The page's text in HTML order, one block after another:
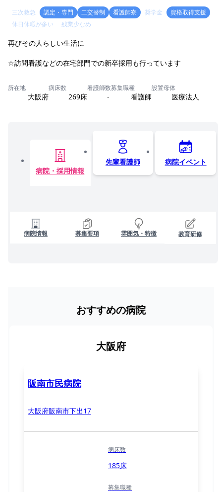
三次救急 認定・専門 二交替制 看護師寮 奨学金
資格取得支援
休日休暇が多い
残業少なめ
再びその人らしい生活に
所在地
大阪府
病床数
269床
看護師数
-
募集職種
看護師
設置母体
医療法人
病院・採用情報
先輩看護師 病院イベント
病院情報 募集要項 雰囲気・特徴 教育研修
おすすめの病院
大阪府
阪南市民病院
大阪府阪南市下出17
病床数
185床
募集職種